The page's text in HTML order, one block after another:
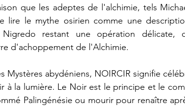
que les adeptes de l'alchimie, tels
lire le mythe osirien comme une
restant une opération délicate,
d'achoppement de l'Alchimie.
Mystères abydéniens, NOIRCIR signifie
à la lumière. Le Noir est le principe et le
Palingénésie ou mourir pour renaître